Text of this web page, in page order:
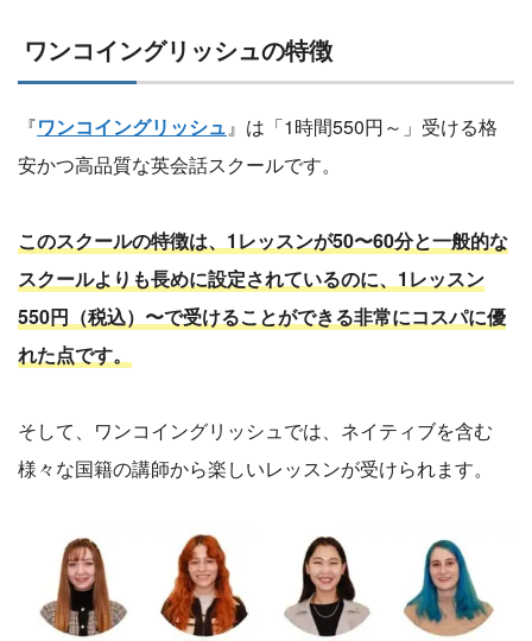
ワンコイングリッシュの特徴
『ワンコイングリッシュ』は「1時間550円～」受ける格
安かつ高品質な英会話スクールです。
このスクールの特徴は、1レッスンが50〜60分と一般的な
スクールよりも長めに設定されているのに、1レッスン
550円（税込）〜で受けることができる非常にコスパに優
れた点です。
そして、ワンコイングリッシュでは、ネイティブを含む
様々な国籍の講師から楽しいレッスンが受けられます。